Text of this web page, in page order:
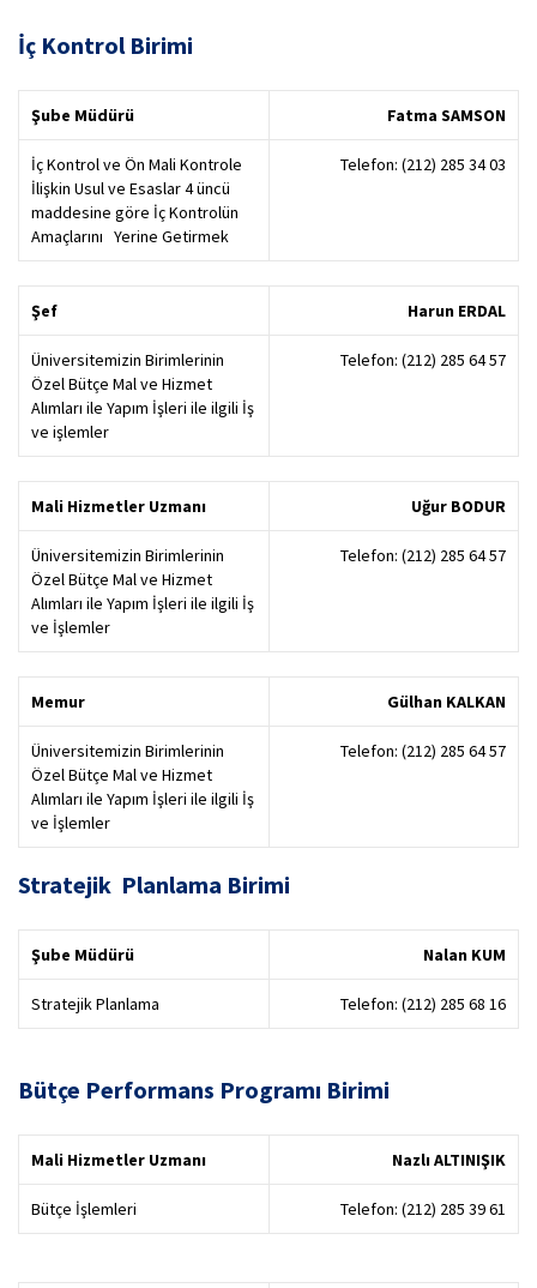
İç Kontrol Birimi
Şube Müdürü Fatma SAMSON
İç Kontrol ve Ön Mali Kontrole
İlişkin Usul ve Esaslar 4 üncü
maddesine göre İç Kontrolün
Amaçlarını Yerine Getirmek
Telefon: (212) 285 34 03
Şef Harun ERDAL
Üniversitemizin Birimlerinin
Özel Bütçe Mal ve Hizmet
Alımları ile Yapım İşleri ile ilgili İş
ve işlemler
Telefon: (212) 285 64 57
Mali Hizmetler Uzmanı Uğur BODUR
Üniversitemizin Birimlerinin
Özel Bütçe Mal ve Hizmet
Alımları ile Yapım İşleri ile ilgili İş
ve İşlemler
Telefon: (212) 285 64 57
Memur Gülhan KALKAN
Üniversitemizin Birimlerinin
Özel Bütçe Mal ve Hizmet
Alımları ile Yapım İşleri ile ilgili İş
ve İşlemler
Telefon: (212) 285 64 57
Stratejik Planlama Birimi
Şube Müdürü Nalan KUM
Stratejik Planlama Telefon: (212) 285 68 16
Bütçe Performans Programı Birimi
Mali Hizmetler Uzmanı Nazlı ALTINIŞIK
Bütçe İşlemleri Telefon: (212) 285 39 61